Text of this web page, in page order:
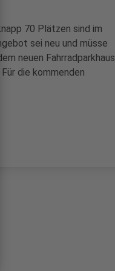
70 Plätzen sind im
sei neu und müsse
neuen Fahrradparkhaus
die kommenden